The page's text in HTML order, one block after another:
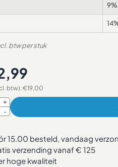
9%
btw per stuk
btw):€19,00
+
-
15.00 besteld, vandaag
verzending vanaf € 125
hoge kwaliteit